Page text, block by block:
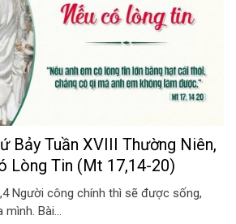
Bảy Tuần XVIII Thường Niên,
Lòng Tin (Mt 17,14-20)
Người công chính thì sẽ được sống,
Bài...